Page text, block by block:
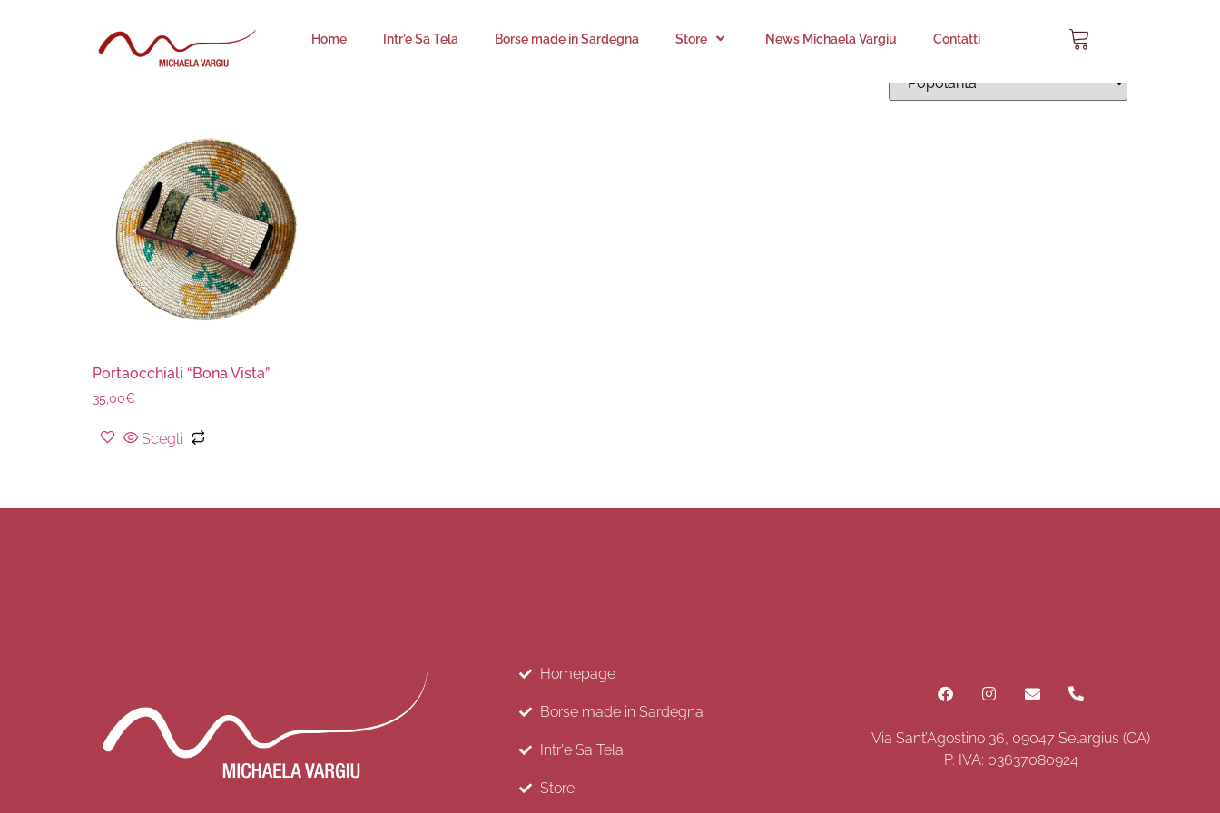
Home Intr’e Sa Tela Borse made in Sardegna Store News Michaela Vargiu Contatti
Bona Vista 04
Portaocchiali “Bona Vista”
35,00€
Scegli
Homepage
Borse made in Sardegna
Intr'e Sa Tela
Store
Via Sant’Agostino 36, 09047 Selargius (CA)
P. IVA: 03637080924